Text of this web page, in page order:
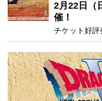
2月22日（
催！
チケット好評